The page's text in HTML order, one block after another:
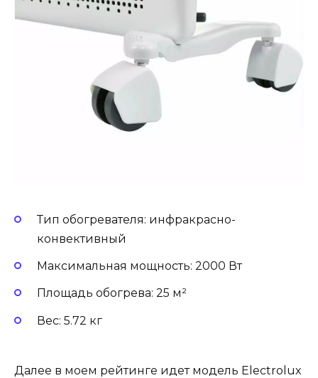
Тип обогревателя: инфракрасно-
конвективный
Максимальная мощность: 2000 Вт
Площадь обогрева: 25 м²
Вес: 5.72 кг
Далее в моем рейтинге идет модель Electrolux